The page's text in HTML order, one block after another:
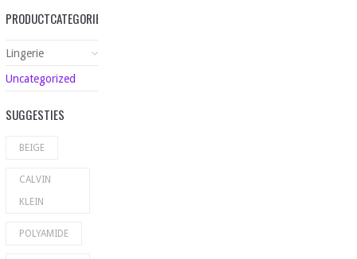
PRODUCTCATEGORIEËN
Lingerie
Uncategorized
SUGGESTIES
BEIGE
CALVIN
KLEIN
POLYAMIDE